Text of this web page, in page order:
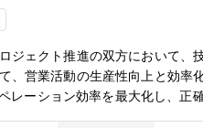
ジェクト推進の双方において
営業活動の生産性向上と効率
ーション効率を最大化し、正